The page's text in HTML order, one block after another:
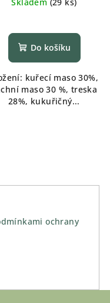
Do košíku
kuřecí maso 30%,
maso 30 %, treska
28%, kukuřičný...
ochrany